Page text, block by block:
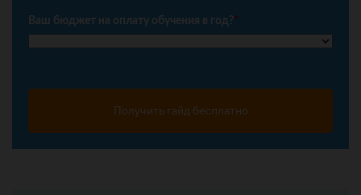
Ваш бюджет на оплату обучения в год?*
Получить гайд бесплатно